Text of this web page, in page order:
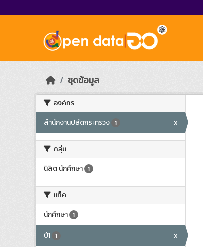
ชุดข้อมูล
องค์กร
สำนักงานปลัดกระทรวง 1 x
กลุ่ม
นิสิต นักศึกษา 1
แท็ค
นักศึกษา 1
ปี1 1
x